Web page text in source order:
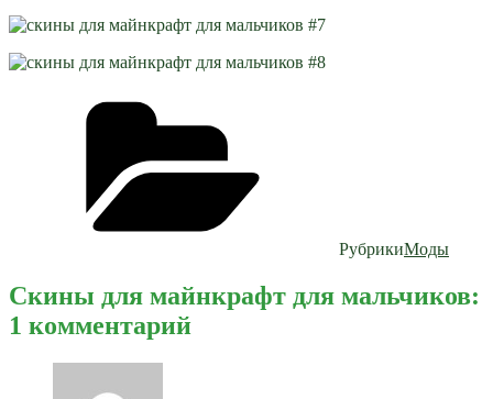
РубрикиМоды
Скины для майнкрафт для мальчиков:
1 комментарий